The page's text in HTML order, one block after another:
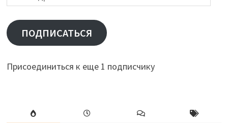
адрес
ПОДПИСАТЬСЯ
Присоединиться к еще 1 подписчику